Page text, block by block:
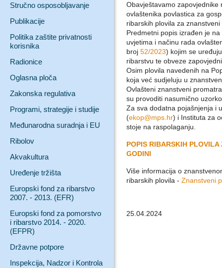
Stručno osposobljavanje
Publikacije
Politika zaštite privatnosti
korisnika
Radionice
Oglasna ploča
Zakonska regulativa
Programi, strategije i studije
Međunarodna suradnja i EU
Ribolov
Akvakultura
Uređenje tržišta
Europski fond za ribarstvo
2007. - 2013. (EFR)
Europski fond za pomorstvo
i ribarstvo 2014. - 2020.
(EFPR)
Državne potpore
Inspekcija, Nadzor i Kontrola
Obavještavamo
ovlaštenika povlastica za
ribarskih plovila za
Predmetni popis izrađen je
uvjetima i načinu rada
broj 52/2023) kojim se
ribarstvu te obveze
Osim plovila navedenih na
koja već sudjeluju u
Ovlašteni znanstveni
su provoditi nasumično
Za sva dodatna pojašnjenja i
(ekop@mps.hr) i Instituta za
stoje na raspolaganju.
POPIS RIBARSKIH
GODINI
Više informacija o
ribarskih plovila - Znanstveni
25.04.2024